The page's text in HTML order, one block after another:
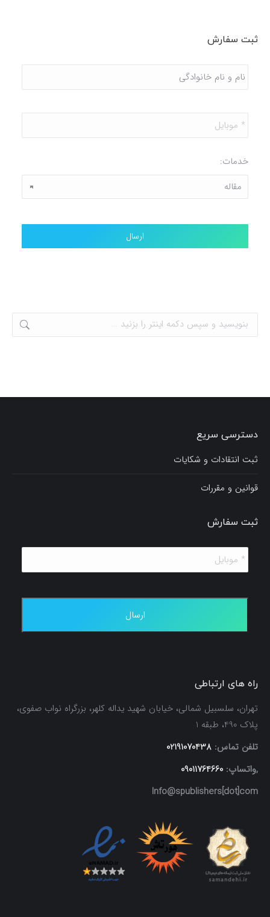
ثبت سفارش
نام
و
*
موبایل *
خدمات:
دسترسی سریع
ثبت انتقادات و شکایات
قوانین و مقررات
ثبت سفارش
*
موبایل *
راه های ارتباطی
تهران، سلسبیل شمالی، خیابان شهید یداله کلهر، بزرگراه نواب صفوی،
پلاک 490، طبقه 1
تلفن تماس: 02191070438
,واتساپ: 09011764660
Info@spublishers[dot]com